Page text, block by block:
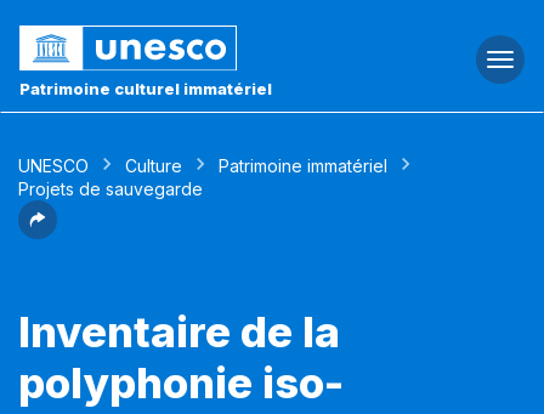
Patrimoine culturel immatériel
UNESCO Culture
Patrimoine immatériel
Projets de sauvegarde
Inventaire de la
polyphonie iso-